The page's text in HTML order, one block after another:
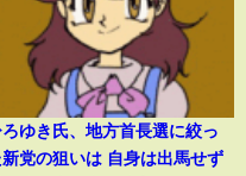
ゆき氏、地方首長選に絞っ
党の狙いは 自身は出馬せず